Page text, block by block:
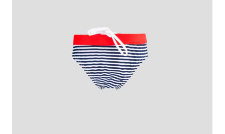
Millions of people around the
world visit Envato to buy and